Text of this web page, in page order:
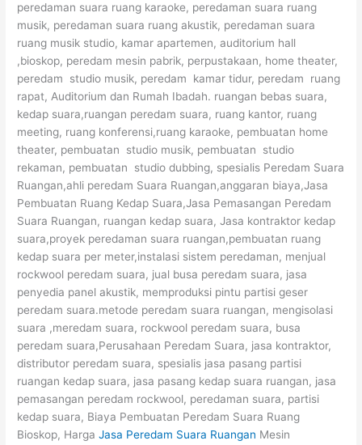
peredaman suara ruang karaoke, peredaman suara ruang
musik, peredaman suara ruang akustik, peredaman suara
ruang musik studio, kamar apartemen, auditorium hall
,bioskop, peredam mesin pabrik, perpustakaan, home theater,
peredam studio musik, peredam kamar tidur, peredam ruang
rapat, Auditorium dan Rumah Ibadah. ruangan bebas suara,
kedap suara,ruangan peredam suara, ruang kantor, ruang
meeting, ruang konferensi,ruang karaoke, pembuatan home
theater, pembuatan studio musik, pembuatan studio
rekaman, pembuatan studio dubbing, spesialis Peredam Suara
Ruangan,ahli peredam Suara Ruangan,anggaran biaya,Jasa
Pembuatan Ruang Kedap Suara,Jasa Pemasangan Peredam
Suara Ruangan, ruangan kedap suara, Jasa kontraktor kedap
suara,proyek peredaman suara ruangan,pembuatan ruang
kedap suara per meter,instalasi sistem peredaman, menjual
rockwool peredam suara, jual busa peredam suara, jasa
penyedia panel akustik, memproduksi pintu partisi geser
peredam suara.metode peredam suara ruangan, mengisolasi
suara ,meredam suara, rockwool peredam suara, busa
peredam suara,Perusahaan Peredam Suara, jasa kontraktor,
distributor peredam suara, spesialis jasa pasang partisi
ruangan kedap suara, jasa pasang kedap suara ruangan, jasa
pemasangan peredam rockwool, peredaman suara, partisi
kedap suara, Biaya Pembuatan Peredam Suara Ruang
Bioskop, HargaJasa Peredam Suara Ruangan Mesin